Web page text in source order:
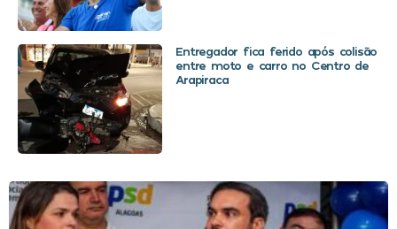
Entregador fica ferido após colisão
entre moto e carro no Centro de
Arapiraca